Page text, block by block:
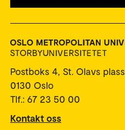
Postboks 4, St. Olavs plass
0130 Oslo
Tlf.: 67 23 50 00
Kontakt oss